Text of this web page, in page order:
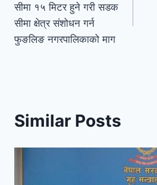
सीमा १५ मिटर हुने गरी सडक
सीमा क्षेत्र संशोधन गर्न
फुङलिङ नगरपालिकाको माग
Similar Posts